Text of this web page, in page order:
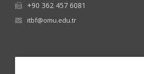
+90 362 457 6081
itbf@omu.edu.tr